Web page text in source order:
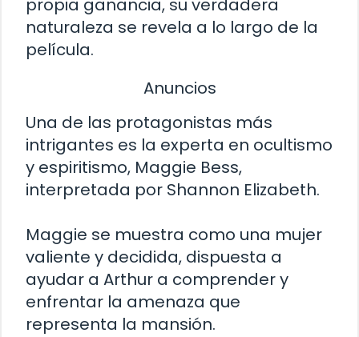
propia ganancia, su verdadera
naturaleza se revela a lo largo de la
película.
Anuncios
Una de las protagonistas más
intrigantes es la experta en ocultismo
y espiritismo, Maggie Bess,
interpretada por Shannon Elizabeth.
Maggie se muestra como una mujer
valiente y decidida, dispuesta a
ayudar a Arthur a comprender y
enfrentar la amenaza que
representa la mansión.